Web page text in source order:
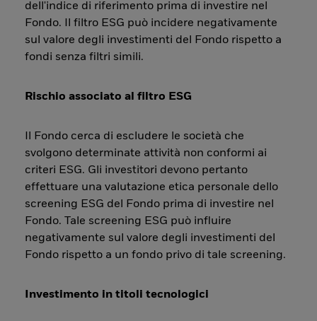
dell'indice di riferimento prima di investire nel
Fondo. Il filtro ESG può incidere negativamente
sul valore degli investimenti del Fondo rispetto a
fondi senza filtri simili.
Rischio associato al filtro ESG
Il Fondo cerca di escludere le società che
svolgono determinate attività non conformi ai
criteri ESG. Gli investitori devono pertanto
effettuare una valutazione etica personale dello
screening ESG del Fondo prima di investire nel
Fondo. Tale screening ESG può influire
negativamente sul valore degli investimenti del
Fondo rispetto a un fondo privo di tale screening.
Investimento in titoli tecnologici